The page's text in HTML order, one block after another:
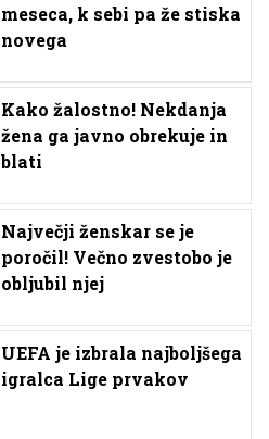
meseca, k sebi pa že stiska
novega
Kako žalostno! Nekdanja
žena ga javno obrekuje in
blati
Največji ženskar se je
poročil! Večno zvestobo je
obljubil njej
UEFA je izbrala najboljšega
igralca Lige prvakov